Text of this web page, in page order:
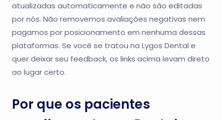
atualizadas automaticamente e não são editadas
por nós. Não removemos avaliações negativas nem
pagamos por posicionamento em nenhuma dessas
plataformas. Se você se tratou na Lygos Dental e
quer deixar seu feedback, os links acima levam direto
ao lugar certo.
Por que os pacientes